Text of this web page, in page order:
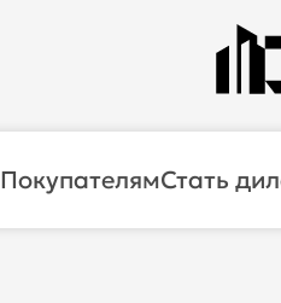
ПокупателямСтать